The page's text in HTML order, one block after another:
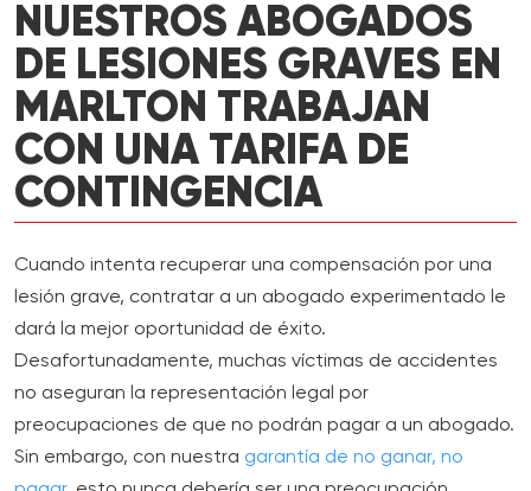
NUESTROS ABOGADOS
DE LESIONES GRAVES EN
MARLTON TRABAJAN
CON UNA TARIFA DE
CONTINGENCIA
Cuando intenta recuperar una compensación por una
lesión grave, contratar a un abogado experimentado le
dará la mejor oportunidad de éxito.
Desafortunadamente, muchas víctimas de accidentes
no aseguran la representación legal por
preocupaciones de que no podrán pagar a un abogado.
Sin embargo, con nuestra garantía de no ganar, no